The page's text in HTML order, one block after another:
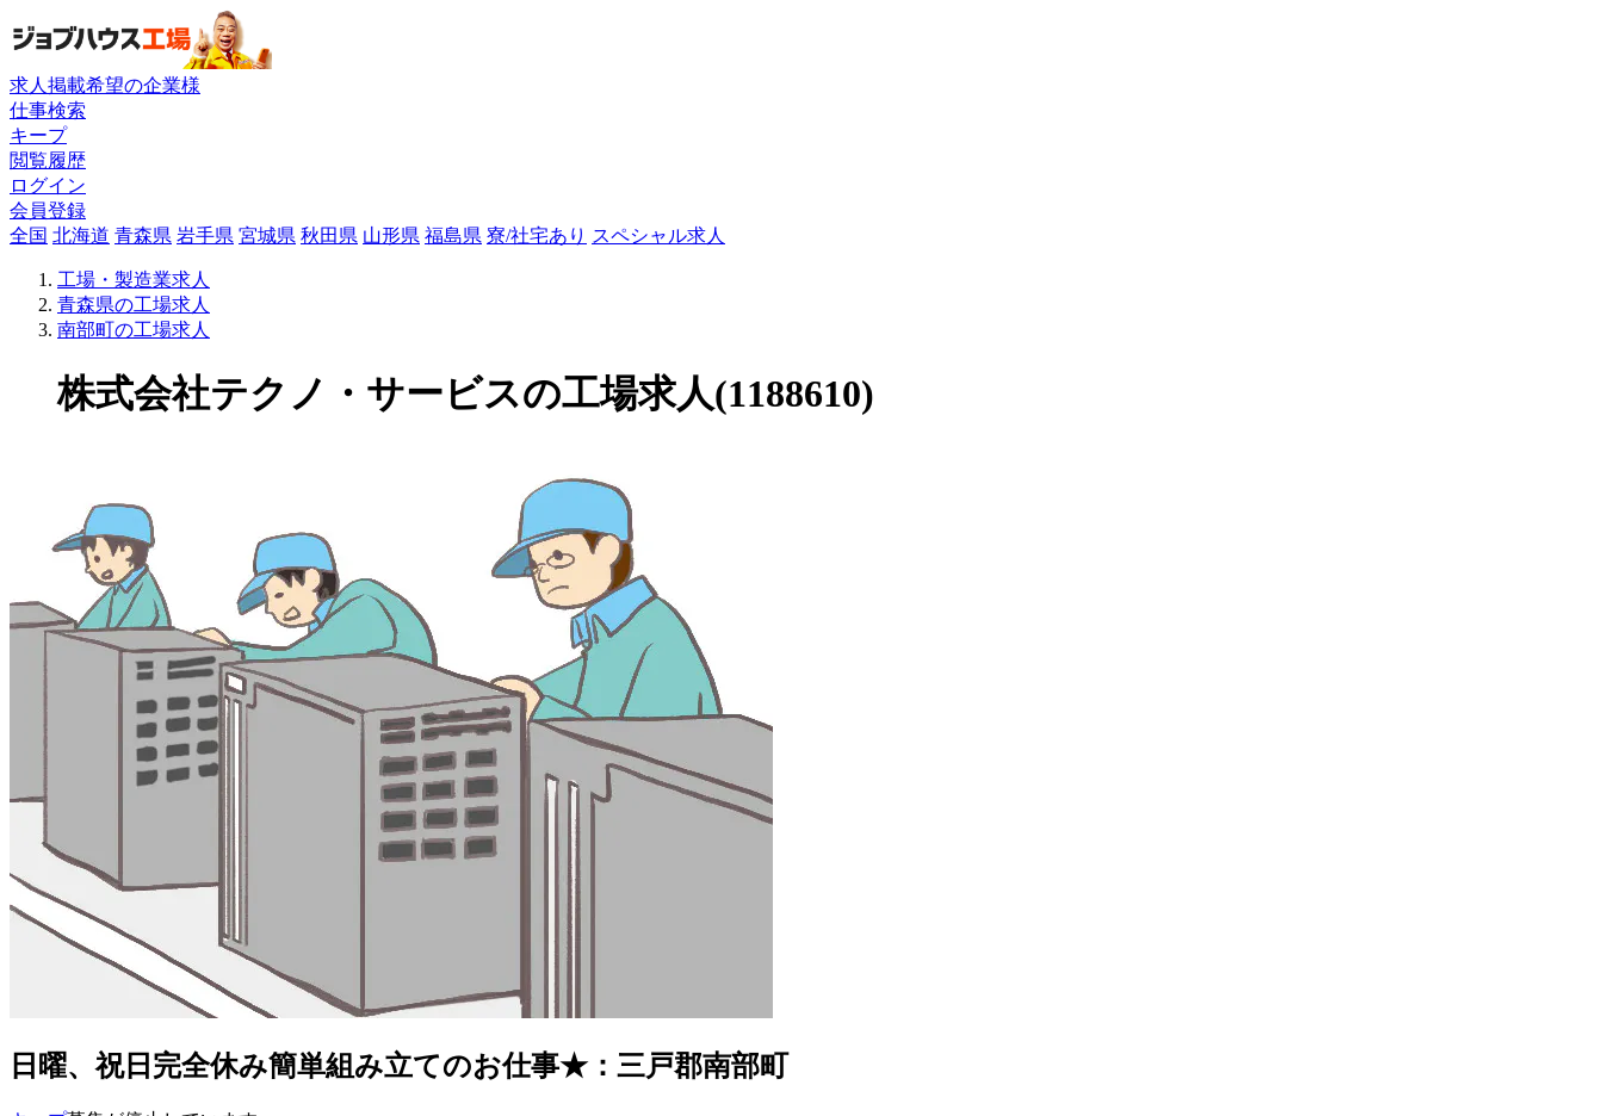
求人掲載希望の企業様
仕事検索
キープ
閲覧履歴
ログイン
会員登録
全国 北海道 青森県 岩手県 宮城県 秋田県 山形県 福島県 寮/社宅あり スペシャル求人
工場・製造業求人
青森県の工場求人
南部町の工場求人
株式会社テクノ・サービスの工場求人(1188610)
日曜、祝日完全休み簡単組み立てのお仕事★：三戸郡南部町